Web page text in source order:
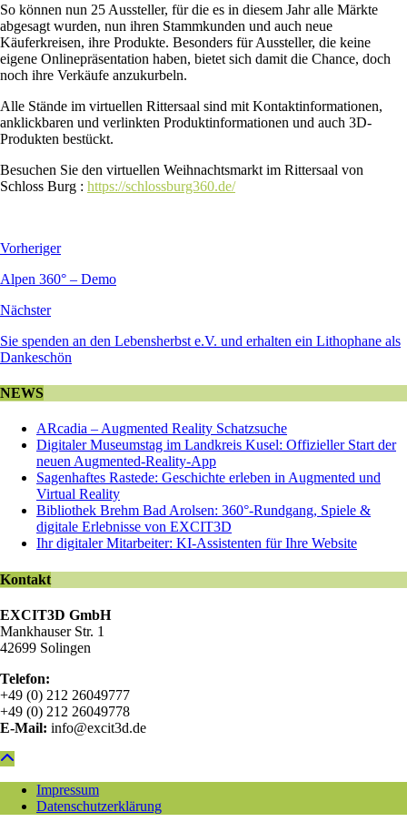
So können nun 25 Aussteller, für die es in diesem Jahr alle Märkte
abgesagt wurden, nun ihren Stammkunden und auch neue
Käuferkreisen, ihre Produkte. Besonders für Aussteller, die keine
eigene Onlinepräsentation haben, bietet sich damit die Chance, doch
noch ihre Verkäufe anzukurbeln.
Alle Stände im virtuellen Rittersaal sind mit Kontaktinformationen,
anklickbaren und verlinkten Produktinformationen und auch 3D-
Produkten bestückt.
Besuchen Sie den virtuellen Weihnachtsmarkt im Rittersaal von
Schloss Burg : https://schlossburg360.de/
Vorheriger
Alpen 360° – Demo
Nächster
Sie spenden an den Lebensherbst e.V. und erhalten ein Lithophane als
Dankeschön
NEWS
ARcadia – Augmented Reality Schatzsuche
Digitaler Museumstag im Landkreis Kusel: Offizieller Start der
neuen Augmented-Reality-App
Sagenhaftes Rastede: Geschichte erleben in Augmented und
Virtual Reality
Bibliothek Brehm Bad Arolsen: 360°-Rundgang, Spiele &
digitale Erlebnisse von EXCIT3D
Ihr digitaler Mitarbeiter: KI-Assistenten für Ihre Website
Kontakt
EXCIT3D GmbH
Mankhauser Str. 1
42699 Solingen
Telefon:
+49 (0) 212 26049777
+49 (0) 212 26049778
E-Mail: info@excit3d.de
Impressum
Datenschutzerklärung